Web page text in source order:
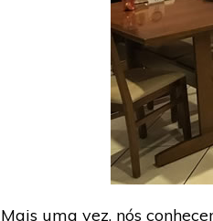
Mais uma vez, nós